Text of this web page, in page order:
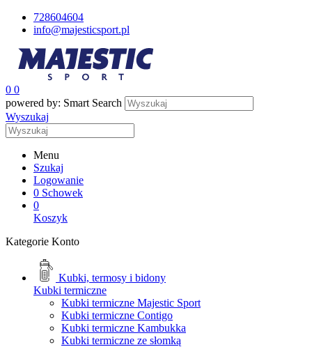
728604604
info@majesticsport.pl
0 0
powered by: Smart Search
Wyszukaj
Menu
Szukaj
Logowanie
0 Schowek
0
Koszyk
Kategorie Konto
Kubki, termosy i bidony
Kubki termiczne
Kubki termiczne Majestic Sport
Kubki termiczne Contigo
Kubki termiczne Kambukka
Kubki termiczne ze słomką